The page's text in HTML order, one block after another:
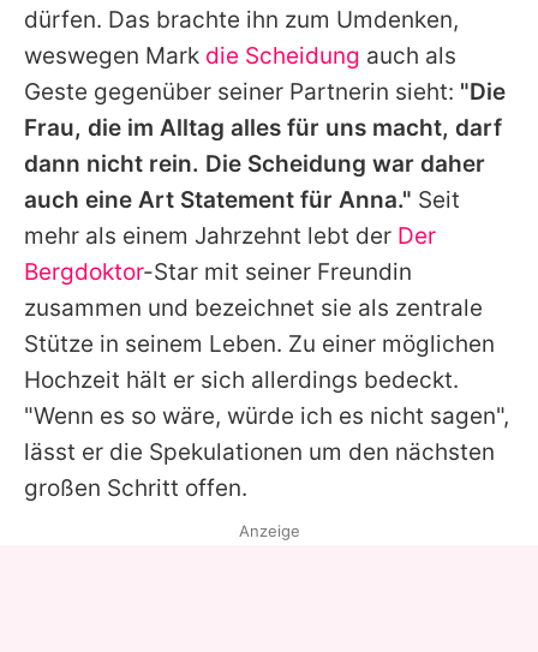
dürfen. Das brachte ihn zum Umdenken,
weswegen Mark die Scheidung auch als
Geste gegenüber seiner Partnerin sieht: "Die
Frau, die im Alltag alles für uns macht, darf
dann nicht rein. Die Scheidung war daher
auch eine Art Statement für Anna." Seit
mehr als einem Jahrzehnt lebt der Der
Bergdoktor-Star mit seiner Freundin
zusammen und bezeichnet sie als zentrale
Stütze in seinem Leben. Zu einer möglichen
Hochzeit hält er sich allerdings bedeckt.
"Wenn es so wäre, würde ich es nicht sagen",
lässt er die Spekulationen um den nächsten
großen Schritt offen.
Anzeige